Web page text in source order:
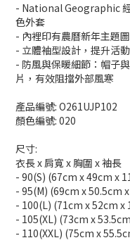
- National Geographic
色外套
- 內裡印有農曆新年主題
- 立體袖型設計，提升活
- 防風與保暖細節：帽子
片，有效阻擋外部風寒
產品編號: O261UJP102
顏色編號: 020
尺寸:
衣長 x 肩寬 x 胸圍 x 袖長
- 90(S) (67cm x 49cm x
- 95(M) (69cm x 50.5cm
- 100(L) (71cm x 52cm x
- 105(XL) (73cm x
- 110(XXL) (75cm x